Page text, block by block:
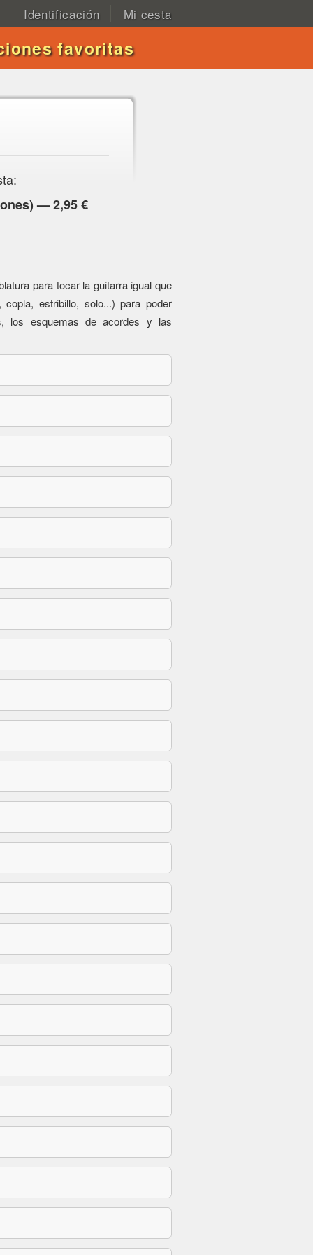
Identificación Mi cesta
favoritas
— 2,95 €
para tocar la guitarra igual que
estribillo, solo...) para poder
los esquemas de acordes y las